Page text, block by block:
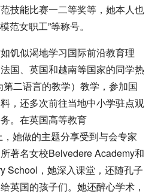
技能比赛一二等奖等，她本人也
范女职工”等称号。
饥似渴地学习国际前沿教育理
国、英国和越南等国家的同学热
二语言的教学）教学，参加国
，还多次前往当地中小学驻点观
。在英国高等教育
她做的主题分享受到与会专家
著名女校Belvedere Academy和
School，她深入课堂，还随孔子
英国的孩子们。她还醉心学术，